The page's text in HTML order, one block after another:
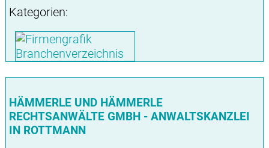
Kategorien:
HÄMMERLE UND HÄMMERLE
RECHTSANWÄLTE GMBH - ANWALTSKANZLEI
IN ROTTMANN